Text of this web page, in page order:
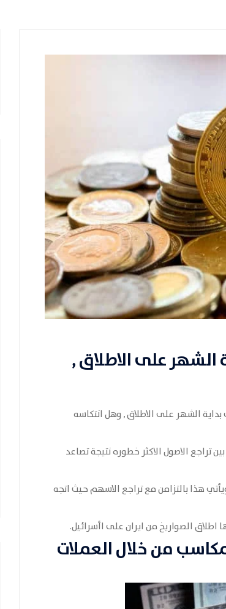
الشهر على الاطلاق ,
الشهر على الاطلاق , وهل انتكاسه
تراجع الاصول الاكثر خطوره نتيجة تصاعد
هذا بالتزامن مع تراجع الاسهم حيث اتجه
اطلاق الصواريخ من ايران على اأسرائيل.
من خلال العملات